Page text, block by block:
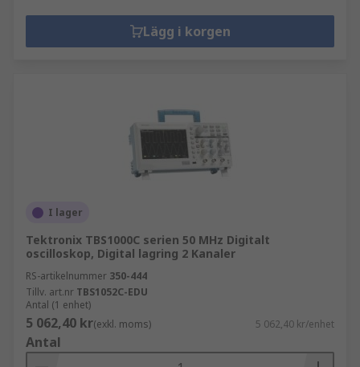
Lägg i korgen
I lager
Tektronix TBS1000C serien 50 MHz Digitalt
oscilloskop, Digital lagring 2 Kanaler
RS-artikelnummer 350-444
Tillv. art.nr TBS1052C-EDU
Antal (1 enhet)
5 062,40 kr(exkl. moms) 5 062,40 kr/enhet
Antal